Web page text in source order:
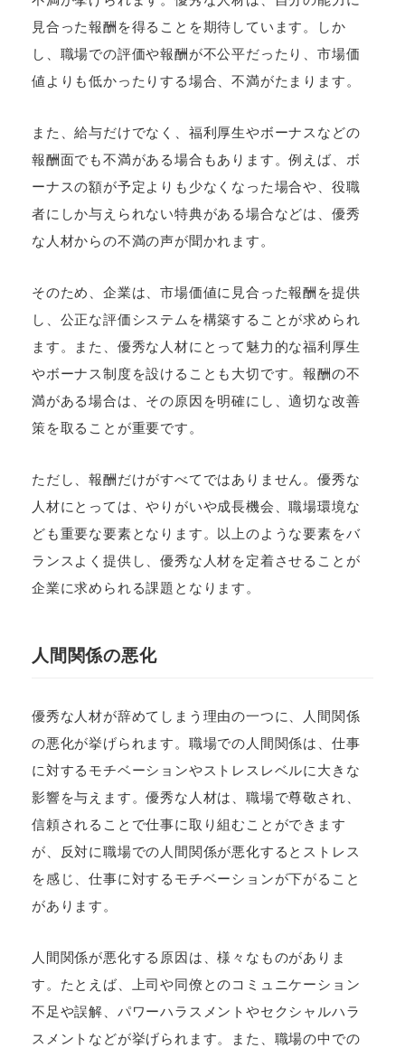
見合った報酬を得ることを期待しています。しか
し、職場での評価や報酬が不公平だったり、市場価
値よりも低かったりする場合、不満がたまります。
また、給与だけでなく、福利厚生やボーナスなどの
報酬面でも不満がある場合もあります。例えば、ボ
ーナスの額が予定よりも少なくなった場合や、役職
者にしか与えられない特典がある場合などは、優秀
な人材からの不満の声が聞かれます。
そのため、企業は、市場価値に見合った報酬を提供
し、公正な評価システムを構築することが求められ
ます。また、優秀な人材にとって魅力的な福利厚生
やボーナス制度を設けることも大切です。報酬の不
満がある場合は、その原因を明確にし、適切な改善
策を取ることが重要です。
ただし、報酬だけがすべてではありません。優秀な
人材にとっては、やりがいや成長機会、職場環境な
ども重要な要素となります。以上のような要素をバ
ランスよく提供し、優秀な人材を定着させることが
企業に求められる課題となります。
人間関係の悪化
優秀な人材が辞めてしまう理由の一つに、人間関係
の悪化が挙げられます。職場での人間関係は、仕事
に対するモチベーションやストレスレベルに大きな
影響を与えます。優秀な人材は、職場で尊敬され、
信頼されることで仕事に取り組むことができます
が、反対に職場での人間関係が悪化するとストレス
を感じ、仕事に対するモチベーションが下がること
があります。
人間関係が悪化する原因は、様々なものがありま
す。たとえば、上司や同僚とのコミュニケーション
不足や誤解、パワーハラスメントやセクシャルハラ
スメントなどが挙げられます。また、職場の中での